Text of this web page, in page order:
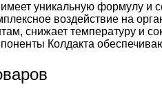
уникальную формулу и
воздействие на
снижает температуру и
Колдакта